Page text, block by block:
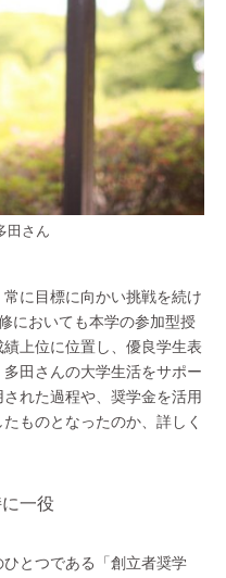
田さん
に目標に向かい挑戦を続け
においても本学の参加型授
上位に位置し、優良学生表
田さんの大学生活をサポー
れた過程や、奨学金を活用
ものとなったのか、詳しく
一役
とつである「創立者奨学